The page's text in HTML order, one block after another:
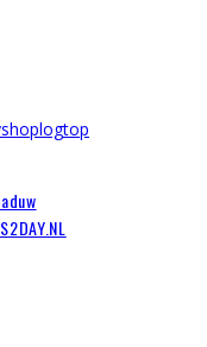
shoplogtop